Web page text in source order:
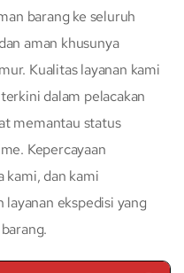
barang ke seluruh
aman khusunya
Kualitas layanan kami
dalam pelacakan
memantau status
Kepercayaan
kami, dan kami
ekspedisi yang